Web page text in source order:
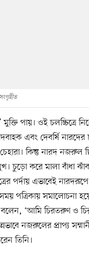
মুক্তি পায়। ওই চলচ্চিত্রে
এবং দেবর্ষি
কিন্তু নারদ নজরুল
চুড়ো করে মালা বাঁধা
পর্দায় এভাবেই
পত্রিকায় সমালোচনা
‘আমি চিরতরুণ ও
নজরুলের প্রাপ্য
তিনি।